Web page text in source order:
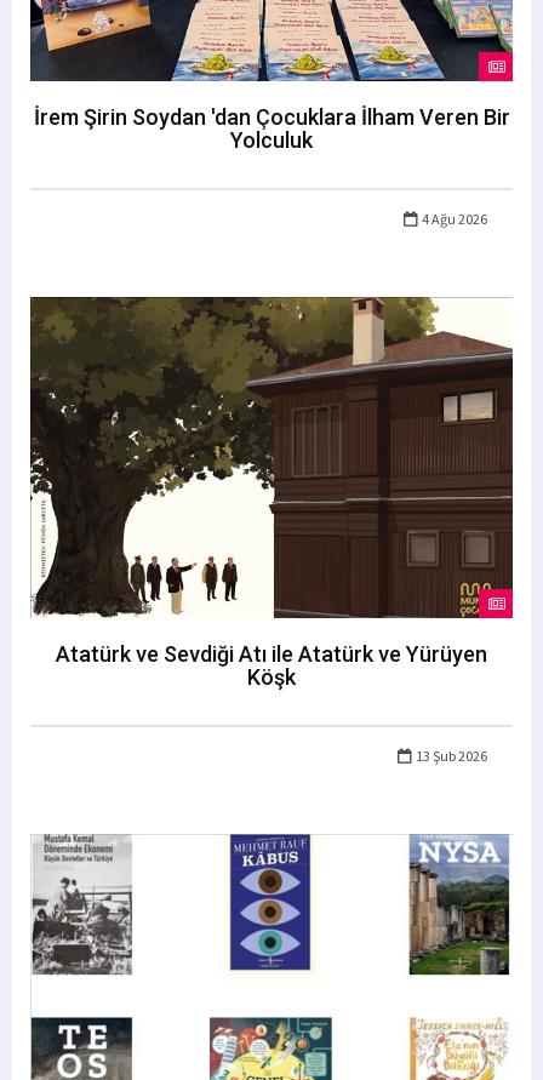
İrem Şirin Soydan 'dan Çocuklara İlham Veren Bir
Yolculuk
4 Ağu 2026
Atatürk ve Sevdiği Atı ile Atatürk ve Yürüyen
Köşk
13 Şub 2026